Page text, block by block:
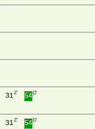
31 Z' 54D'
31 Z' 54D'